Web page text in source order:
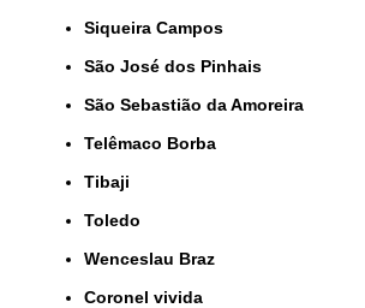
Siqueira Campos
São José dos Pinhais
São Sebastião da Amoreira
Telêmaco Borba
Tibaji
Toledo
Wenceslau Braz
coronel vivida